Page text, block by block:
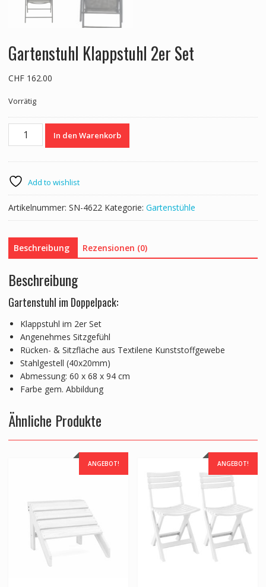
Gartenstuhl Klappstuhl 2er Set
CHF162.00
Vorrätig
Gartenstuhl
Klappstuhl
Menge
In den Warenkorb
Add to wishlist
Artikelnummer: SN-4622 Kategorie: Gartenstühle
Beschreibung Rezensionen (0)
Beschreibung
Gartenstuhl im Doppelpack:
Klappstuhl im 2er Set
Angenehmes Sitzgefühl
Rücken- & Sitzfläche aus Textilene Kunststoffgewebe
Stahlgestell (40x20mm)
Abmessung: 60 x 68 x 94 cm
Farbe gem. Abbildung
Ähnliche Produkte
ANGEBOT! ANGEBOT!